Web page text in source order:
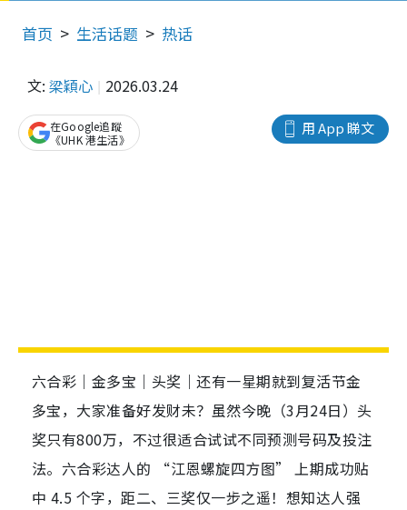
首页 生活话题 热话
文: 梁穎心 2026.03.24
用 App 睇文
在Google追蹤
《UHK 港生活》
六合彩｜金多宝｜头奖｜还有一星期就到复活节金
多宝，大家准备好发财未？虽然今晚（3月24日）头
奖只有800万，不过很适合试试不同预测号码及投注
法。六合彩达人的 “江恩螺旋四方图” 上期成功贴
中 4.5 个字，距二、三奖仅一步之遥！想知达人强